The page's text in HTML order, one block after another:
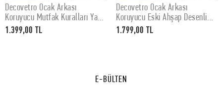
SEPETE EKLE
Decovetro Ocak Arkası
Koruyucu Mutfak Kuralları Yazı
Desenli 60x52Cm
1.399,00 TL
SEPETE EKLE
Decovetro Ocak Arkası
Koruyucu Eski Ahşap Desenli
76x50cm
1.799,00 TL
E-BÜLTEN